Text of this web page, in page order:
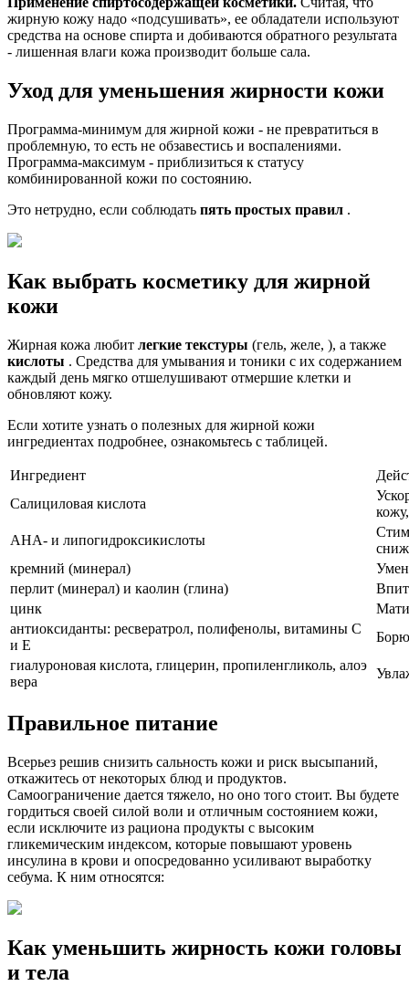
жирную кожу надо «подсушивать», ее обладатели используют
средства на основе спирта и добиваются обратного результата
- лишенная влаги кожа производит больше сала.
Уход для уменьшения жирности кожи
Программа-минимум для жирной кожи - не превратиться в
проблемную, то есть не обзавестись и воспалениями.
Программа-максимум - приблизиться к статусу
комбинированной кожи по состоянию.
Это нетрудно, если соблюдать пять простых правил .
Как выбрать косметику для жирной
кожи
Жирная кожа любит легкие текстуры (гель, желе, ), а также
кислоты . Средства для умывания и тоники с их содержанием
каждый день мягко отшелушивают отмершие клетки и
обновляют кожу.
Если хотите узнать о полезных для жирной кожи
ингредиентах подробнее, ознакомьтесь с таблицей.
Ингредиент
Салициловая кислота
AHA- и липогидроксикислоты
кремний (минерал)
перлит (минерал) и каолин (глина)
цинк
антиоксиданты: ресвератрол, полифенолы, витамины С
и E
гиалуроновая кислота, глицерин, пропиленгликоль, алоэ
вера
Правильное питание
Всерьез решив снизить сальность кожи и риск высыпаний,
откажитесь от некоторых блюд и продуктов.
Самоограничение дается тяжело, но оно того стоит. Вы будете
гордиться своей силой воли и отличным состоянием кожи,
если исключите из рациона продукты с высоким
гликемическим индексом, которые повышают уровень
инсулина в крови и опосредованно усиливают выработку
себума. К ним относятся:
Как уменьшить жирность кожи головы
и тела